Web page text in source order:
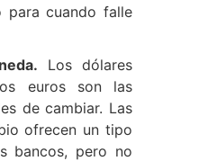
para cuando falle
Los dólares
euros son las
de cambiar. Las
ofrecen un tipo
bancos, pero no